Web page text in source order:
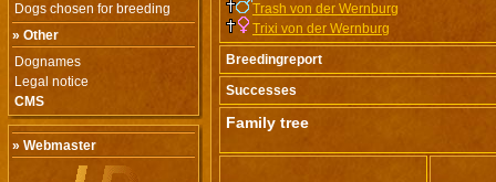
Dogs chosen for breeding
» Other
Dognames
Legal notice
CMS
» Webmaster
Trash von der Wernburg
Trixi von der Wernburg
Breedingreport
Successes
Family tree